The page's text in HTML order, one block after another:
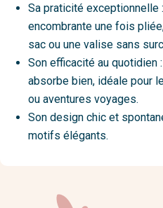
Sa praticité exceptionnelle
encombrante une fois
sac ou une valise sans
Son efficacité au quotidien
absorbe bien, idéale pour
ou aventures voyages.
Son design chic et
motifs élégants.